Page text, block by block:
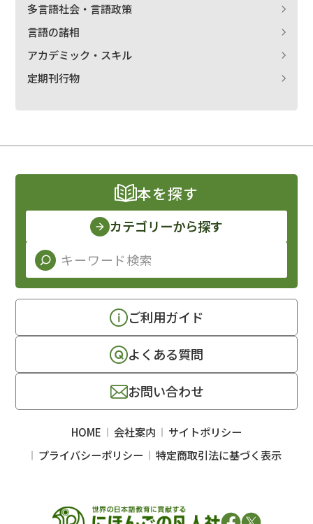
多言語社会・言語政策
言語の諸相
アカデミック・スキル
定期刊行物
本を探す
カテゴリーから探す
ご利用ガイド
よくある質問
お問い合わせ
HOME 会社案内
サイトポリシー
プライバシーポリシー
特定商取引法に基づく表示